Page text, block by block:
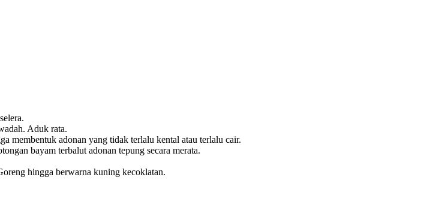
Aduk rata.
membentuk adonan yang tidak terlalu kental atau terlalu cair.
bayam terbalut adonan tepung secara merata.
hingga berwarna kuning kecoklatan.